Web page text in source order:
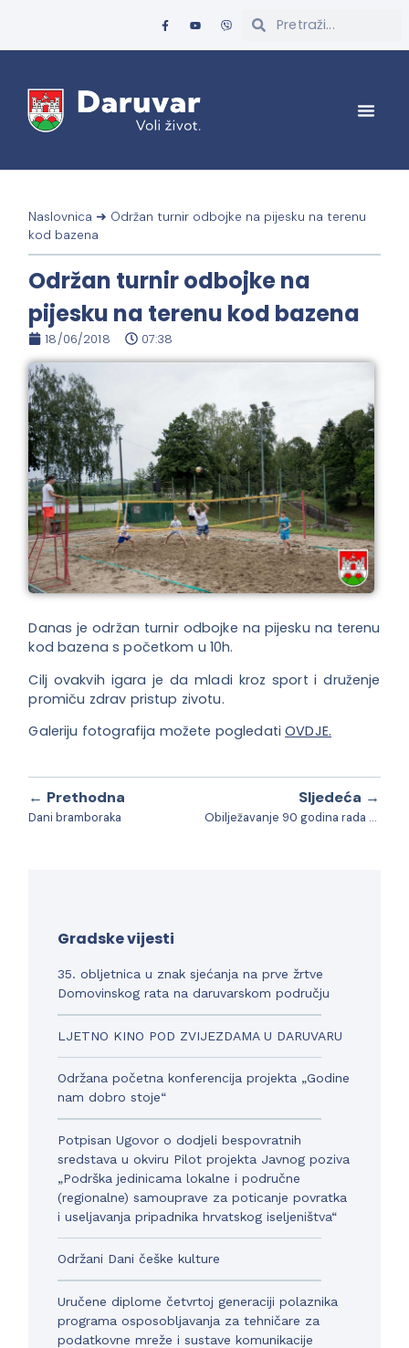
Naslovnica ➜ Održan turnir odbojke na pijesku na terenu
kod bazena
Održan turnir odbojke na
pijesku na terenu kod bazena
18/06/2018 07:38
Danas je održan turnir odbojke na pijesku na terenu
kod bazena s početkom u 10h.
Cilj ovakvih igara je da mladi kroz sport i druženje
promiču zdrav pristup zivotu.
Galeriju fotografija možete pogledatiOVDJE.
← Prethodna
Dani bramboraka
Sljedeća →
Obilježavanje 90 godina rada Dobrovoljnog vatrogasnog društva Ljudevit Selo
Gradske vijesti
35. obljetnica u znak sjećanja na prve žrtve
Domovinskog rata na daruvarskom području
LJETNO KINO POD ZVIJEZDAMA U DARUVARU
Održana početna konferencija projekta „Godine
nam dobro stoje“
Potpisan Ugovor o dodjeli bespovratnih
sredstava u okviru Pilot projekta Javnog poziva
„Podrška jedinicama lokalne i područne
(regionalne) samouprave za poticanje povratka
i useljavanja pripadnika hrvatskog iseljeništva“
Održani Dani češke kulture
Uručene diplome četvrtoj generaciji polaznika
programa osposobljavanja za tehničare za
podatkovne mreže i sustave komunikacije